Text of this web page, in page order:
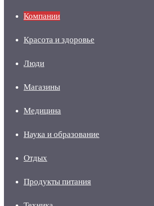
Компании
Красота и здоровье
Люди
Магазины
Медицина
Наука и образование
Отдых
Продукты питания